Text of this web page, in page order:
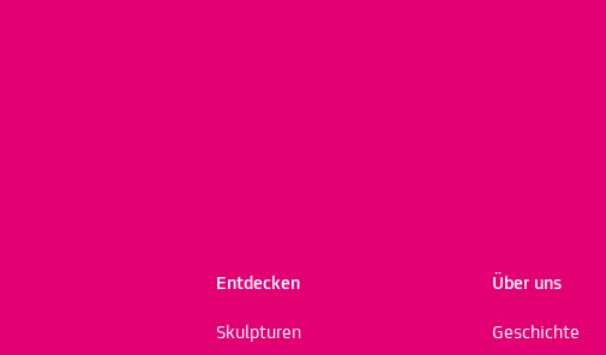
Entdecken
Skulpturen
Über uns
Geschichte